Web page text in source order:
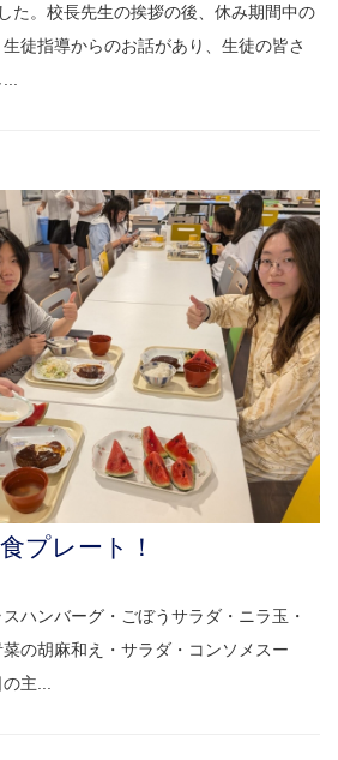
た。校長先生の挨拶の後、休み期間中の
徒指導からのお話があり、生徒の皆さ
プレート！
ハンバーグ・ごぼうサラダ・ニラ玉・
の胡麻和え・サラダ・コンソメスー
主...